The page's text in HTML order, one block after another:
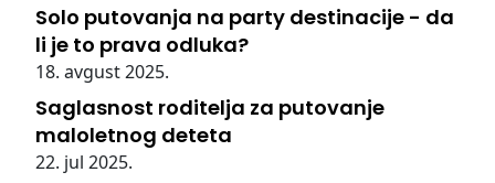
Solo putovanja na party destinacije - da
li je to prava odluka?
18. avgust 2025.
Saglasnost roditelja za putovanje
maloletnog deteta
22. jul 2025.